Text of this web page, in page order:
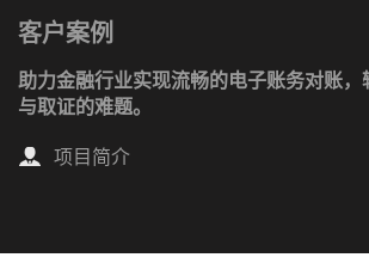
客户案例
助力金融行业实现流畅的电子账务对账
与取证的难题。
项目简介